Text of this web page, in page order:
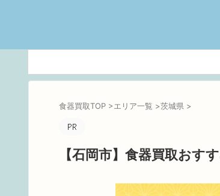
食器買取TOP >エリア一覧 >茨城県 >
【石岡市】食器買取おす